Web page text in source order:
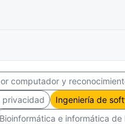
computador y
privacidad Ingeniería de
Bioinformática e informática de